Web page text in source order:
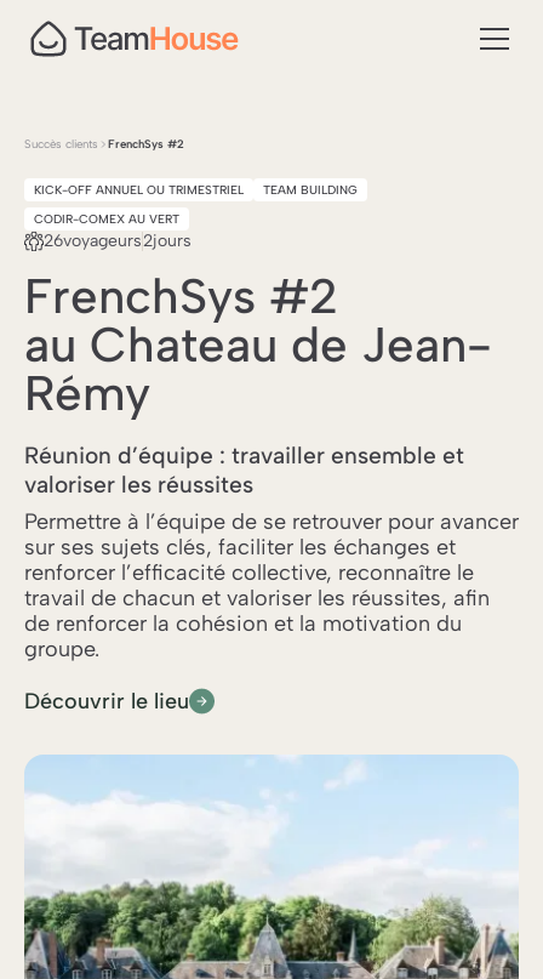
Succès clients FrenchSys #2
KICK-OFF ANNUEL OU TRIMESTRIEL
TEAM BUILDING
CODIR-COMEX AU VERT
26voyageurs2jours
FrenchSys #2
au Chateau de Jean-
Rémy
Réunion d’équipe : travailler ensemble et
valoriser les réussites
Permettre à l’équipe de se retrouver pour avancer
sur ses sujets clés, faciliter les échanges et
renforcer l’efficacité collective, reconnaître le
travail de chacun et valoriser les réussites, afin
de renforcer la cohésion et la motivation du
groupe.
Découvrir le lieu